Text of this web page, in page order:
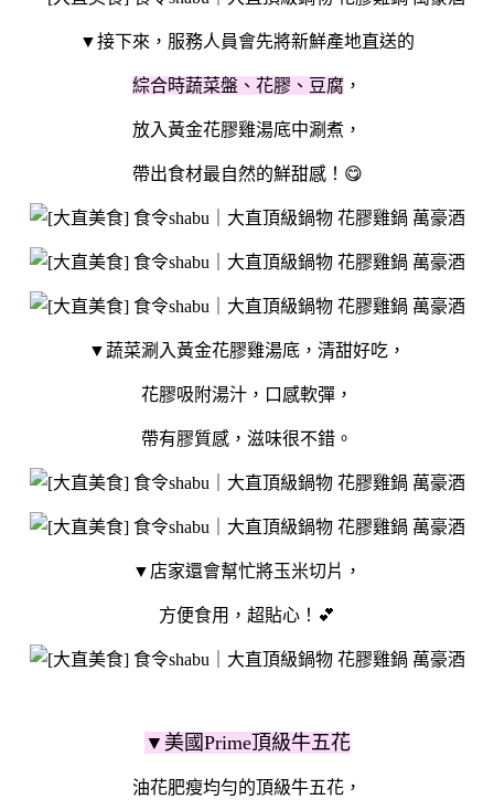
▼接下來，服務人員會先將新鮮產地直送的
綜合時蔬菜盤、花膠、豆腐 ，
放入黃金花膠雞湯底中涮煮，
帶出食材最自然的鮮甜感！😋
▼蔬菜涮入黃金花膠雞湯底，清甜好吃，
花膠吸附湯汁，口感軟彈，
帶有膠質感，滋味很不錯。
▼店家還會幫忙將玉米切片，
方便食用，超貼心！💕
▼美國Prime頂級牛五花
油花肥瘦均勻的頂級牛五花，